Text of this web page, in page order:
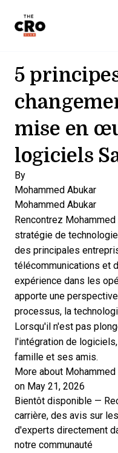
5
mise en
logiciels
By
Mohammed Abukar
Mohammed Abukar
Rencontrez
stratégie de
des principales
télécommunications et
expérience dans les
apporte une
processus, la
Lorsqu'il n'est pas
l'intégration de
famille et ses amis.
More about Mohammed
on May 21, 2026
Bientôt disponible —
carrière, des avis sur
d'experts directement
notre communauté